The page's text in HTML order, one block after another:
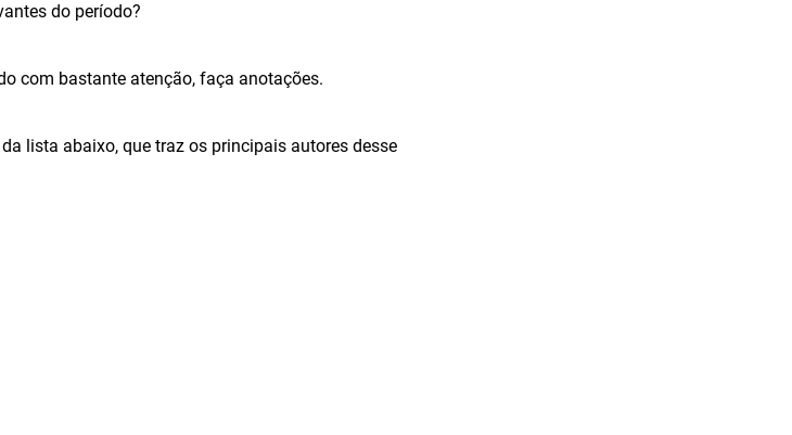
do período?
com bastante atenção, faça anotações.
lista abaixo, que traz os principais autores desse